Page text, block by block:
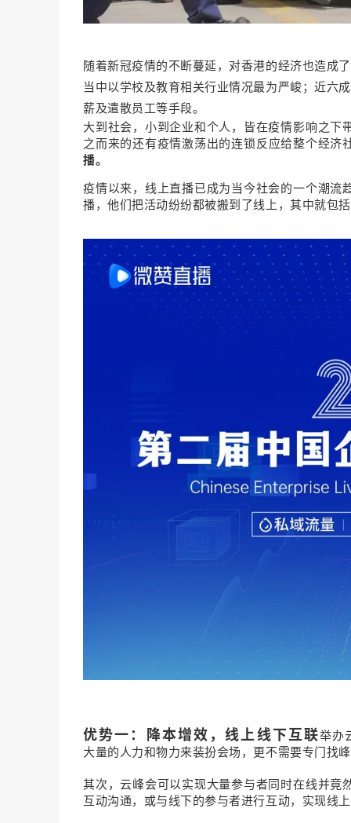
随着新冠疫情的不断蔓延，对香港的经济也造成
当中以学校及教育相关行业情况最为严峻；近六
薪及遣散员工等手段。
大到社会，小到企业和个人，皆在疫情影响之
之而来的还有疫情激荡出的连锁反应给整个经济
播。
疫情以来，线上直播已成为当今社会的一个潮
播，他们把活动纷纷都被搬到了线上，其中就包
优势一：降本增效，线上线下互联举办
大量的人力和物力来装扮会场，更不需要专门找
其次，云峰会可以实现大量参与者同时在线并
互动沟通，或与线下的参与者进行互动，实现线